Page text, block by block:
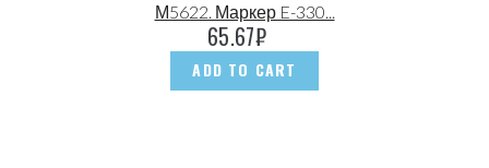
М5622. Маркер E-330...
65.67₽
ADD TO CART